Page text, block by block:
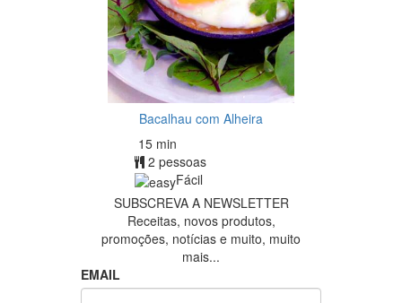
Bacalhau com Alheira
15 min
2 pessoas
Fácil
SUBSCREVA A NEWSLETTER
Receitas, novos produtos,
promoções, notícias e muito, muito
mais...
EMAIL